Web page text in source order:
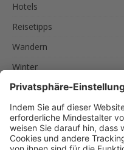
Hotels
Reisetipps
Wandern
Winter
SCHLAGWÖRTER
AKTIVURLAUB FAMILIEN